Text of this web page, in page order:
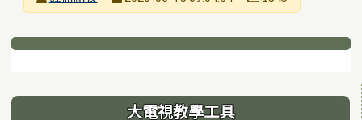
下中區域內容
左邊區域內容 大電視教學工具